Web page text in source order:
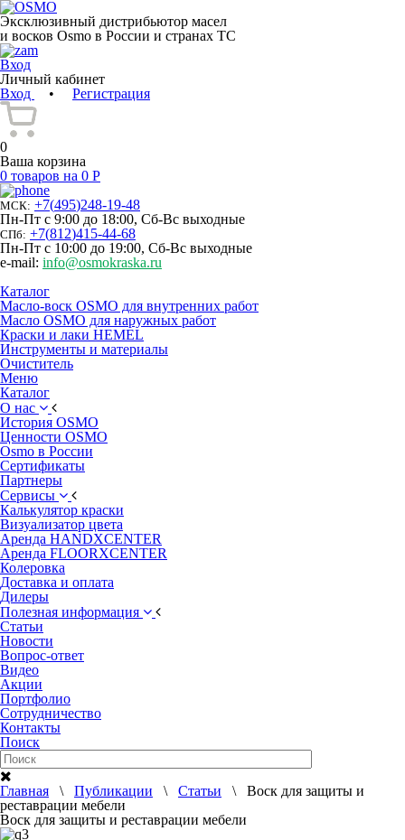
Эксклюзивный дистрибьютор масел
и восков Osmo в России и странах ТС
Вход
Личный кабинет
Вход
• Регистрация
0
Ваша корзина
0 товаров на 0 Р
МСК: +7(495)248-19-48
Пн-Пт с 9:00 до 18:00, Сб-Вс выходные
СПб: +7(812)415-44-68
Пн-Пт с 10:00 до 19:00, Сб-Вс выходные
e-mail: info@osmokraska.ru
Каталог
Масло-воск OSMO для внутренних работ
Масло OSMO для наружных работ
Краски и лаки HEMEL
Инструменты и материалы
Очиститель
Меню
Каталог
О нас
История OSMO
Ценности OSMO
Osmo в России
Сертификаты
Партнеры
Сервисы
Калькулятор краски
Визуализатор цвета
Аренда HANDXCENTER
Аренда FLOORXCENTER
Колеровка
Доставка и оплата
Дилеры
Полезная информация
Статьи
Новости
Вопрос-ответ
Видео
Акции
Портфолио
Сотрудничество
Контакты
Поиск
Главная \ Публикации \ Статьи \ Воск для защиты и
реставрации мебели
Воск для защиты и реставрации мебели